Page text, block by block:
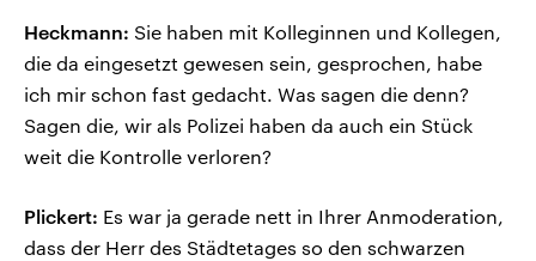
Heckmann: Sie haben mit Kolleginnen und Kollegen,
die da eingesetzt gewesen sein, gesprochen, habe
ich mir schon fast gedacht. Was sagen die denn?
Sagen die, wir als Polizei haben da auch ein Stück
weit die Kontrolle verloren?
Plickert: Es war ja gerade nett in Ihrer Anmoderation,
dass der Herr des Städtetages so den schwarzen